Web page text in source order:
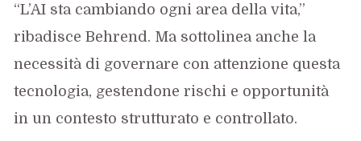
“L’AI sta cambiando ogni area della vita,”
ribadisce Behrend. Ma sottolinea anche la
necessità di governare con attenzione questa
tecnologia, gestendone rischi e opportunità
in un contesto strutturato e controllato.